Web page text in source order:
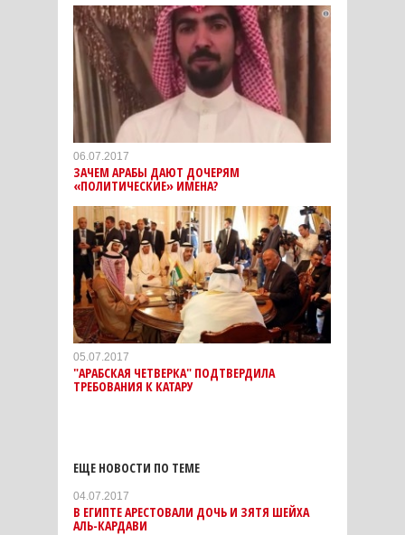
06.07.2017
ЗАЧЕМ АРАБЫ ДАЮТ ДОЧЕРЯМ
«ПОЛИТИЧЕСКИЕ» ИМЕНА?
05.07.2017
"АРАБСКАЯ ЧЕТВЕРКА" ПОДТВЕРДИЛА
ТРЕБОВАНИЯ К КАТАРУ
ЕЩЕ НОВОСТИ ПО ТЕМЕ
04.07.2017
В ЕГИПТЕ АРЕСТОВАЛИ ДОЧЬ И ЗЯТЯ ШЕЙХА
АЛЬ-КАРДАВИ